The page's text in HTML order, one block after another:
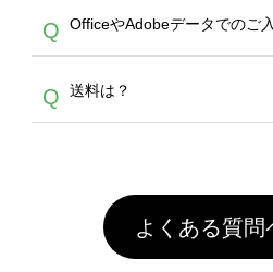
イントとして付与さ
ント＝1円としてお
トは発送完了の翌日
からご利用頂けます
年間です。【会員ラ
文回数により会員ラ
頂いても、ログイン
クにカウントがされ
A
意点（前処理剤）】
ワイト、トートバッ
といって、プリント
を塗布しており、短
害な性質で、水洗い
お手数ですが、お客
していただけますよ
通常注文・直送機能
Q OfficeやAdobeデータでのご
A
ません。いずれのデ
像
Q 送料は？
引」などによるお値
場合は送料がかかり
い。
よくある質問